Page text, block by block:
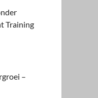
Training
–